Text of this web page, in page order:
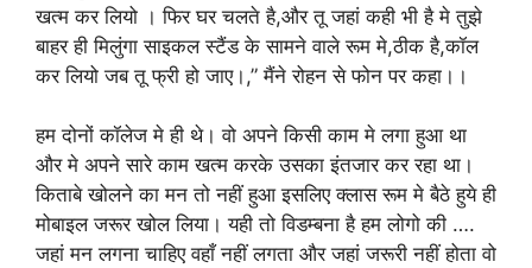
खत्म कर लियो । फिर घर चलते है,और तू जहां कही भी है मे तुझे
बाहर ही मिलुंगा साइकल स्टैंड के सामने वाले रूम मे,ठीक है,कॉल
कर लियो जब तू फ्री हो जाए।,” मैंने रोहन से फोन पर कहा।।
हम दोनों कॉलेज मे ही थे। वो अपने किसी काम मे लगा हुआ था
और मे अपने सारे काम खत्म करके उसका इंतजार कर रहा था।
किताबे खोलने का मन तो नहीं हुआ इसलिए क्लास रूम मे बैठे हुये ही
मोबाइल जरूर खोल लिया। यही तो विडम्बना है हम लोगो की ….
जहां मन लगना चाहिए वहाँ नहीं लगता और जहां जरूरी नहीं होता वो